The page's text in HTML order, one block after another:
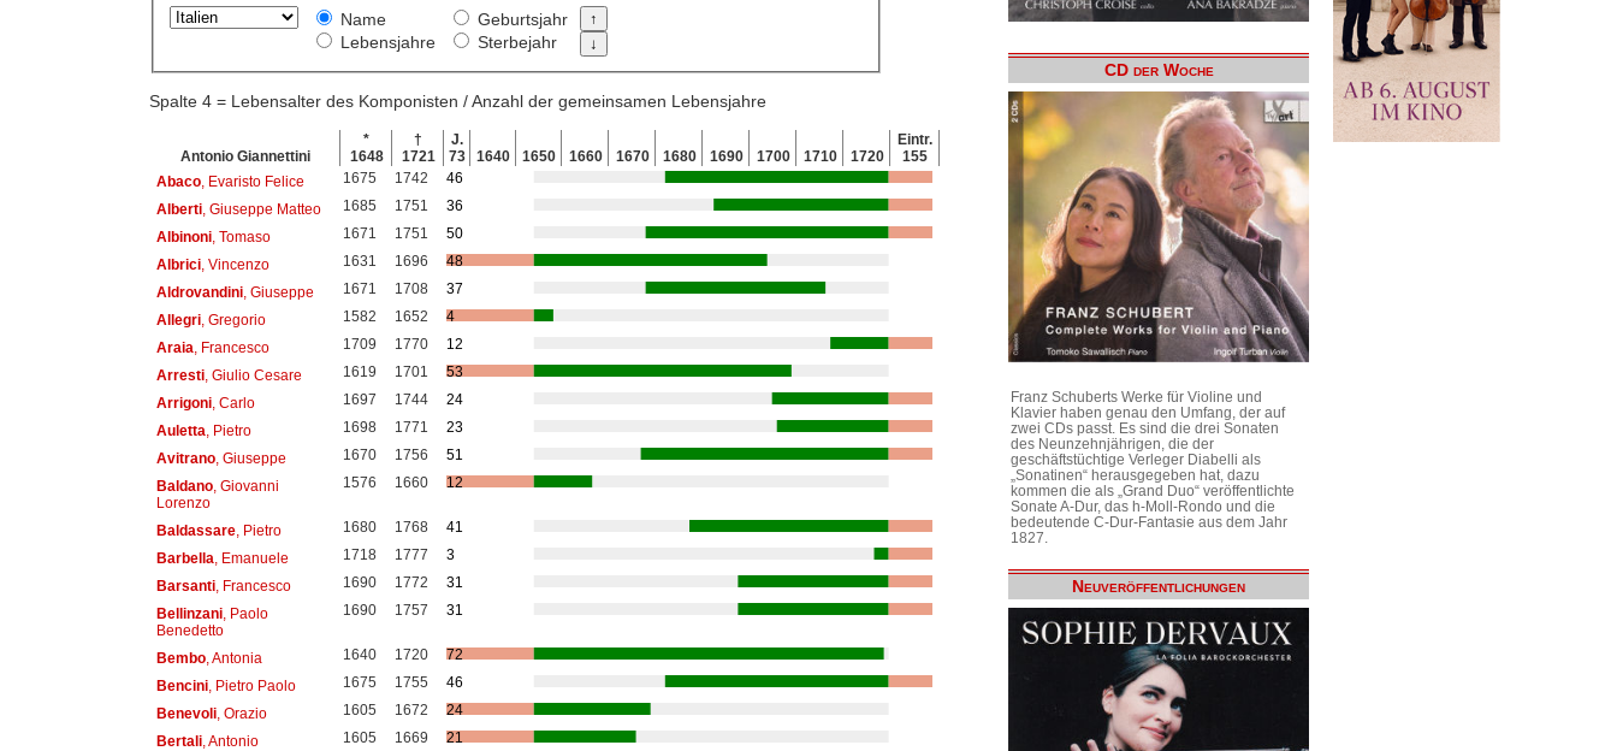
Name
Lebensjahre
Geburtsjahr
Sterbejahr
Spalte 4 = Lebensalter des Komponisten / Anzahl der gemeinsamen Lebensjahre
Antonio Giannettini
*
1648
†
1721
J.
73
1640 1650 1660 1670 1680 1690 1700 1710 1720
Eintr.
155
Abaco, Evaristo Felice 1675 1742
46
Alberti, Giuseppe Matteo 1685 1751
36
Albinoni, Tomaso 1671 1751
50
Albrici, Vincenzo 1631 1696
48
Aldrovandini, Giuseppe 1671 1708
37
Allegri, Gregorio 1582 1652
4
Araia , Francesco 1709 1770
12
Arresti, Giulio Cesare 1619 1701
53
Arrigoni, Carlo 1697 1744
24
Auletta , Pietro 1698 1771
23
Avitrano, Giuseppe 1670 1756
51
Baldano, Giovanni
Lorenzo
1576 1660 12
Baldassare, Pietro 1680 1768
41
Barbella , Emanuele 1718 1777
3
Barsanti, Francesco 1690 1772
31
Bellinzani, Paolo
Benedetto
1690 1757 31
Bembo, Antonia 1640 1720
72
Bencini, Pietro Paolo 1675 1755
46
Benevoli, Orazio 1605 1672
24
Bertali, Antonio 1605 1669
21
CD der Woche
Franz Schuberts Werke für Violine und
Klavier haben genau den Umfang, der auf
zwei CDs passt. Es sind die drei Sonaten
des Neunzehnjährigen, die der
geschäftstüchtige Verleger Diabelli als
„Sonatinen“ herausgegeben hat, dazu
kommen die als „Grand Duo“ veröffentlichte
Sonate A-Dur, das h-Moll-Rondo und die
bedeutende C-Dur-Fantasie aus dem Jahr
1827.
Neuveröffentlichungen